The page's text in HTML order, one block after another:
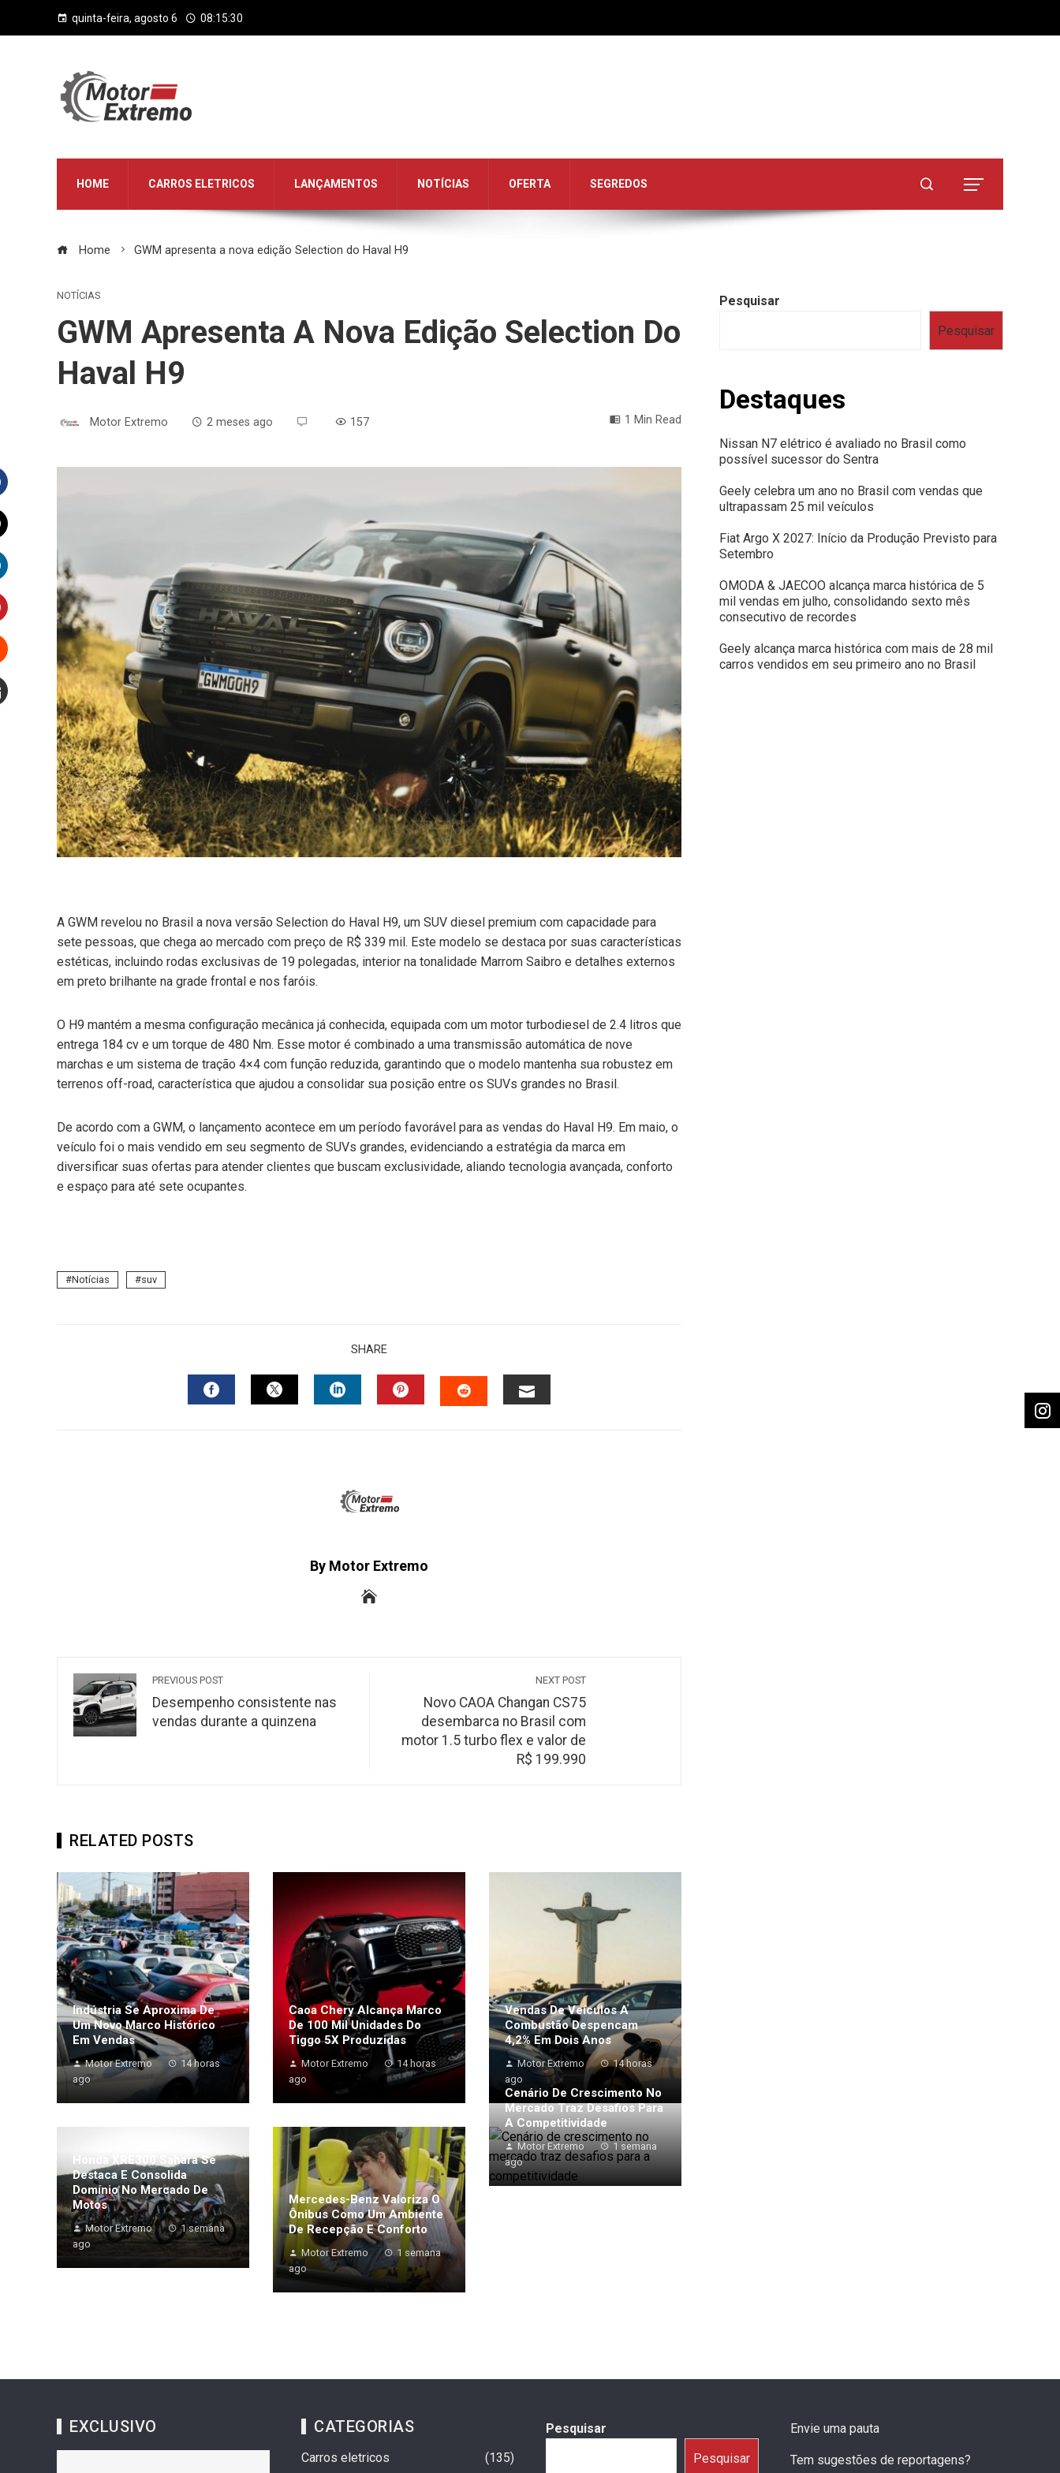
quinta-feira, agosto 6 08:15:30
HOME CARROS ELETRICOS LANÇAMENTOS NOTÍCIAS OFERTA SEGREDOS
Home GWM apresenta a nova edição Selection do Haval H9
NOTÍCIAS
GWM Apresenta A Nova Edição Selection Do
Haval H9
Motor Extremo 2 meses ago 157 1 Min Read
A GWM revelou no Brasil a nova versão Selection do Haval H9, um SUV diesel premium com capacidade para
sete pessoas, que chega ao mercado com preço de R$ 339 mil. Este modelo se destaca por suas características
estéticas, incluindo rodas exclusivas de 19 polegadas, interior na tonalidade Marrom Saibro e detalhes externos
em preto brilhante na grade frontal e nos faróis.
O H9 mantém a mesma configuração mecânica já conhecida, equipada com um motor turbodiesel de 2.4 litros que
entrega 184 cv e um torque de 480 Nm. Esse motor é combinado a uma transmissão automática de nove
marchas e um sistema de tração 4×4 com função reduzida, garantindo que o modelo mantenha sua robustez em
terrenos off-road, característica que ajudou a consolidar sua posição entre os SUVs grandes no Brasil.
De acordo com a GWM, o lançamento acontece em um período favorável para as vendas do Haval H9. Em maio, o
veículo foi o mais vendido em seu segmento de SUVs grandes, evidenciando a estratégia da marca em
diversificar suas ofertas para atender clientes que buscam exclusividade, aliando tecnologia avançada, conforto
e espaço para até sete ocupantes.
Notícias suv
SHARE
By Motor Extremo
PREVIOUS POST
Desempenho consistente nas
vendas durante a quinzena
NEXT POST
Novo CAOA Changan CS75
desembarca no Brasil com
motor 1.5 turbo flex e valor de
R$ 199.990
RELATED POSTS
Indústria Se Aproxima De
Um Novo Marco Histórico
Em Vendas
Motor Extremo
14 horas
ago
Caoa Chery Alcança Marco
De 100 Mil Unidades Do
Tiggo 5X Produzidas
Motor Extremo
14 horas
ago
Vendas De Veículos A
Combustão Despencam
4,2% Em Dois Anos
Motor Extremo
14 horas
ago
Honda XRE300 Sahara Se
Destaca E Consolida
Domínio No Mercado De
Motos
Motor Extremo
1 semana
ago
Mercedes-Benz Valoriza O
Ônibus Como Um Ambiente
De Recepção E Conforto
Motor Extremo
1 semana
ago
Cenário De Crescimento No
Mercado Traz Desafios Para
A Competitividade
Motor Extremo
1 semana
ago
Pesquisar
Pesquisar
Destaques
Nissan N7 elétrico é avaliado no Brasil como
possível sucessor do Sentra
Geely celebra um ano no Brasil com vendas que
ultrapassam 25 mil veículos
Fiat Argo X 2027: Início da Produção Previsto para
Setembro
OMODA & JAECOO alcança marca histórica de 5
mil vendas em julho, consolidando sexto mês
consecutivo de recordes
Geely alcança marca histórica com mais de 28 mil
carros vendidos em seu primeiro ano no Brasil
EXCLUSIVO CATEGORIAS
Carros eletricos 135
Pesquisar
Pesquisar
Envie uma pauta
Tem sugestões de reportagens?